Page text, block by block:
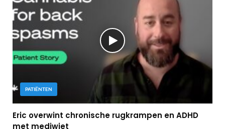
PATIËNTEN
Eric overwint chronische rugkrampen en ADHD
met mediwiet